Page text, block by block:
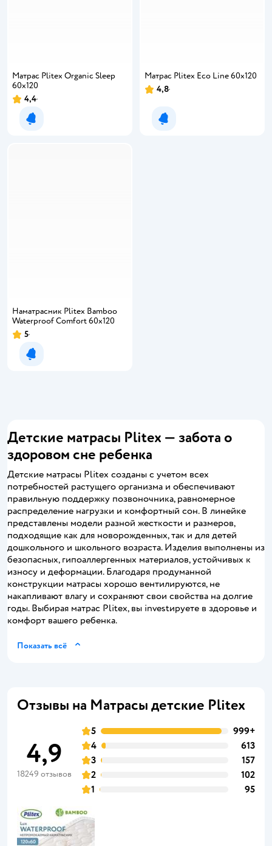
Матрас Plitex Organic Sleep
60х120
Рейтинг:
4,4
Уведомить о появлении
Матрас Plitex Eco Line 60х120
Рейтинг:
4,8
Уведомить о появлении
Наматрасник Plitex Bamboo
Waterproof Comfort 60х120
Рейтинг:
5
Уведомить о появлении
Детские матрасы Plitex — забота о
здоровом сне ребенка
Детские матрасы Plitex созданы с учетом всех
потребностей растущего организма и обеспечивают
правильную поддержку позвоночника, равномерное
распределение нагрузки и комфортный сон. В линейке
представлены модели разной жесткости и размеров,
подходящие как для новорожденных, так и для детей
дошкольного и школьного возраста. Изделия выполнены из
безопасных, гипоаллергенных материалов, устойчивых к
износу и деформации. Благодаря продуманной
конструкции матрасы хорошо вентилируются, не
накапливают влагу и сохраняют свои свойства на долгие
годы. Выбирая матрас Plitex, вы investируете в здоровье и
комфорт вашего ребенка.
Показать всё
Отзывы на Матрасы детские Plitex
4,9
18249 отзывов
5
999+
4
613
3
157
2
102
1
95